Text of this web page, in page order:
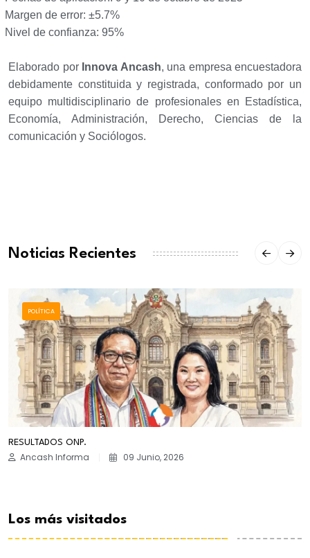
Margen de error: ±5.7%
Nivel de confianza: 95%
Elaborado por Innova Ancash, una empresa encuestadora
debidamente constituida y registrada, conformado por un
equipo multidisciplinario de profesionales en Estadística,
Economía, Administración, Derecho, Ciencias de la
comunicación y Sociólogos.
Noticias Recientes
POLÍTICA
RESULTADOS ONP.
Ancash Informa 09 Junio, 2026
Los más visitados